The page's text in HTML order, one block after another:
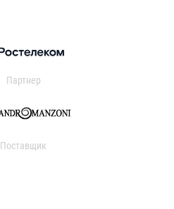
Партнер
Поставщик